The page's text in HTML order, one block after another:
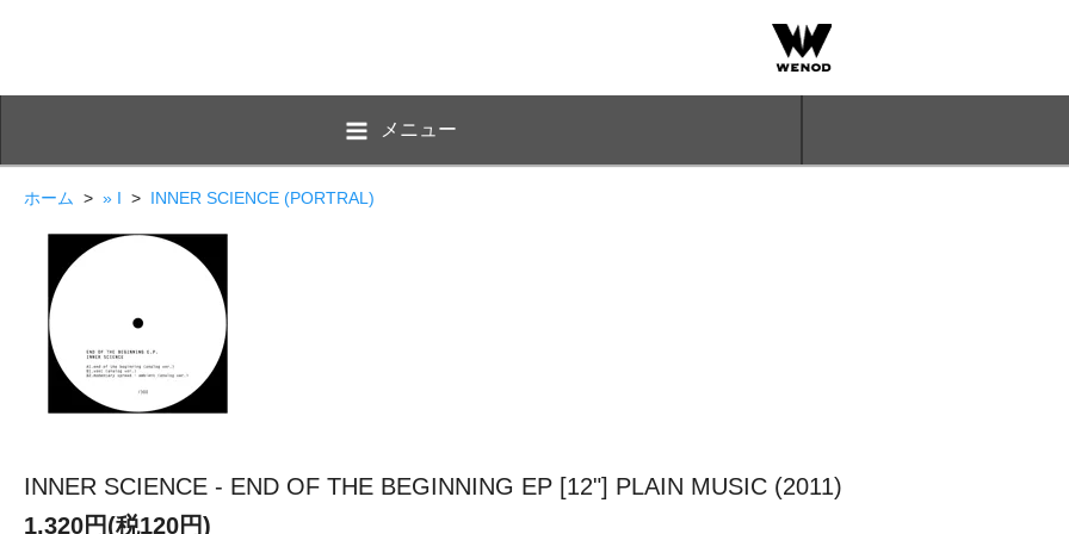
メニュー
ホーム > » I > INNER SCIENCE (PORTRAL)
INNER SCIENCE - END OF THE BEGINNING EP [12"] PLAIN MUSIC (2011)
1,320円(税120円)